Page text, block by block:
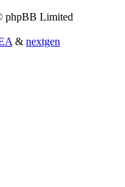
phpBB Limited
& nextgen